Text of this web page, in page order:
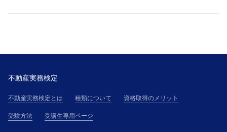
不動産実務検定
不動産実務検定とは 種類について 資格取得のメリット
受験方法 受講生専用ページ